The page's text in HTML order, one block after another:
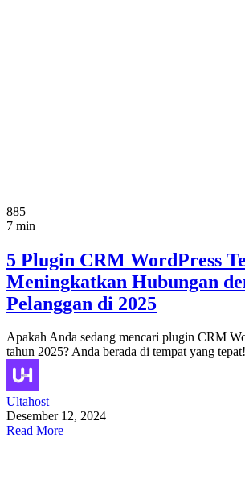
885
7 min
5 Plugin CRM WordPress
Meningkatkan Hubungan
Pelanggan di 2025
Apakah Anda sedang mencari plugin CRM
tahun 2025? Anda berada di tempat yang
Ultahost
Desember 12, 2024
Read More